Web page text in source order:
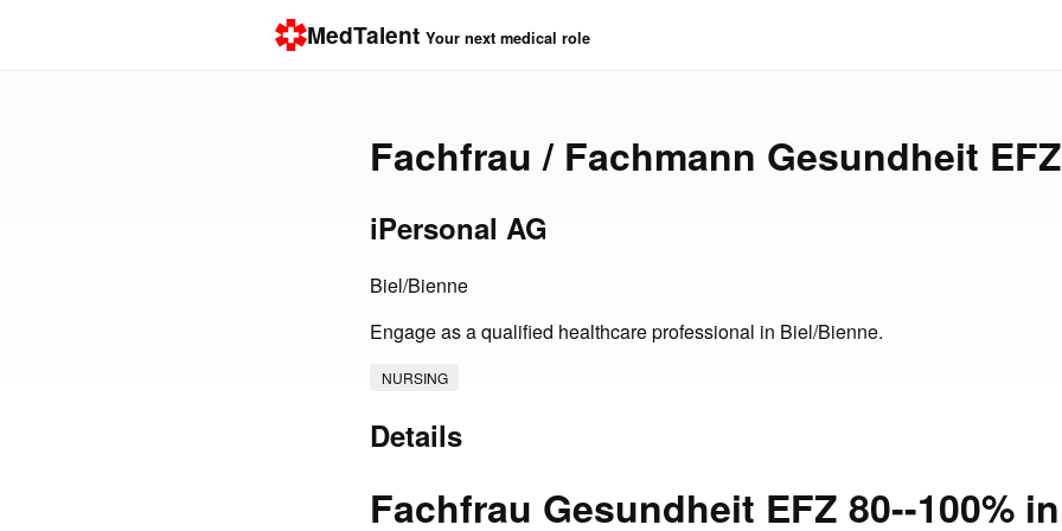
MedTalent Your next medical role
Fachfrau / Fachmann Gesundheit EFZ
iPersonal AG
Biel/Bienne
Engage as a qualified healthcare professional in Biel/Bienne.
NURSING
Details
Fachfrau Gesundheit EFZ 80--100% in